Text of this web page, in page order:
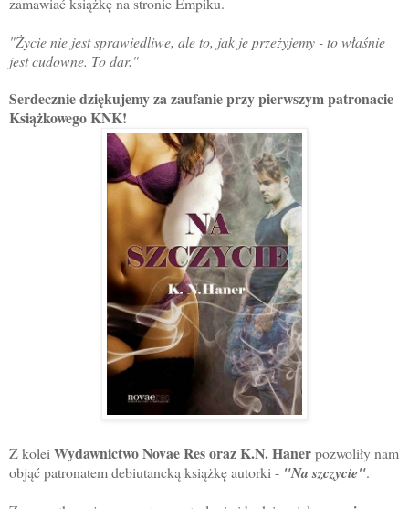
"Życie nie jest sprawiedliwe, ale to, jak je przeżyjemy - to właśnie
jest cudowne. To dar."
Serdecznie dziękujemy za zaufanie przy pierwszym patronacie
Książkowego KNK!
Z kolei Wydawnictwo Novae Res oraz K.N. Hanerpozwoliły nam
objąć patronatem debiutancką książkę autorki - "Na szczycie".